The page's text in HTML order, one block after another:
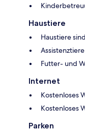
Haustiere
Haustiere
Futter- und
Internet
Kostenloses
Kostenloses
Parken